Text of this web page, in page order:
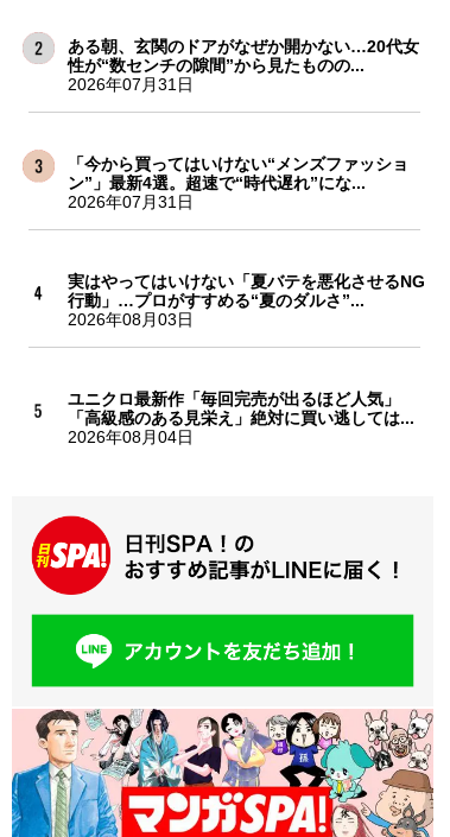
ある朝、玄関のドアがなぜか開かない…20代女
性が“数センチの隙間”から見たものの...
2026年07月31日
「今から買ってはいけない“メンズファッショ
ン”」最新4選。超速で“時代遅れ”にな...
2026年07月31日
実はやってはいけない「夏バテを悪化させるNG
行動」…プロがすすめる“夏のダルさ”...
2026年08月03日
ユニクロ最新作「毎回完売が出るほど人気」
「高級感のある見栄え」絶対に買い逃しては...
2026年08月04日